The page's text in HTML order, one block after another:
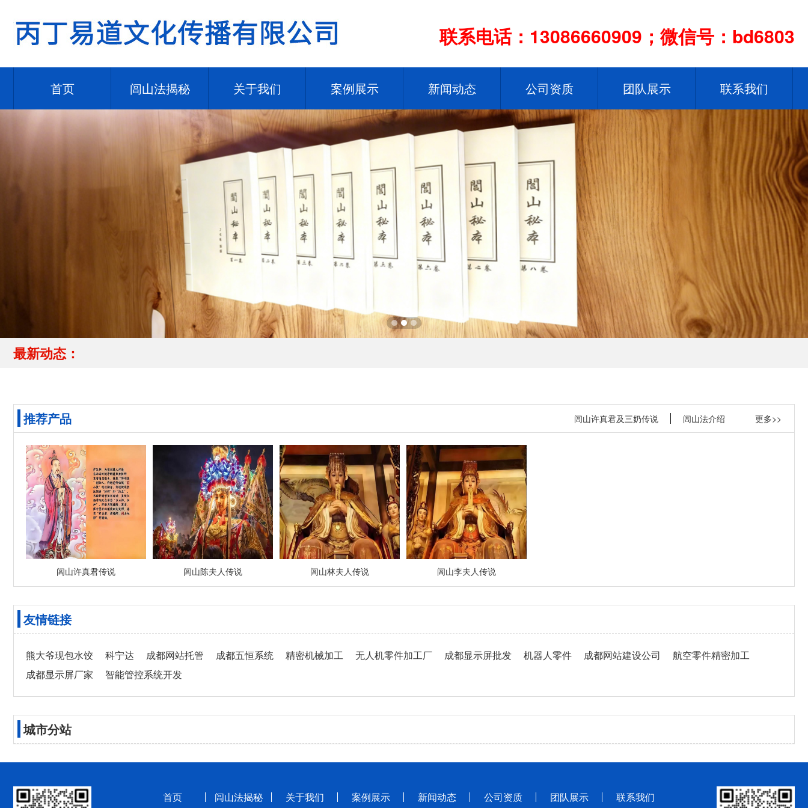
联系电话：13086660909；微信号：bd6803
首页 闾山法揭秘 关于我们 案例展示 新闻动态 公司资质 团队展示 联系我们
最新动态：
推荐产品 更多>>
闾山许真君及三奶传说 闾山法介绍
闾山许真君传说 闾山陈夫人传说 闾山林夫人传说 闾山李夫人传说
友情链接
熊大爷现包水饺 科宁达 成都网站托管 成都五恒系统 精密机械加工 无人机零件加工厂 成都显示屏批发 机器人零件 成都网站建设公司
航空零件精密加工
成都显示屏厂家
智能管控系统开发
城市分站
首页 闾山法揭秘 关于我们 案例展示 新闻动态 公司资质 团队展示 联系我们